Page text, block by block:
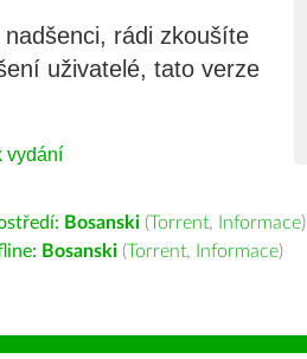
rádi zkoušíte
uživatelé, tato verze
vydání
Bosanski (Torrent, Informace)
Bosanski (Torrent, Informace)